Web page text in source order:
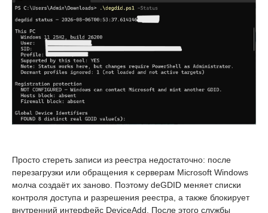
Просто стереть записи из реестра недостаточно: после
перезагрузки или обращения к серверам Microsoft Windows
молча создаёт их заново. Поэтому deGDID меняет списки
контроля доступа и разрешения реестра, а также блокирует
внутренний интерфейс DeviceAdd. После этого службы